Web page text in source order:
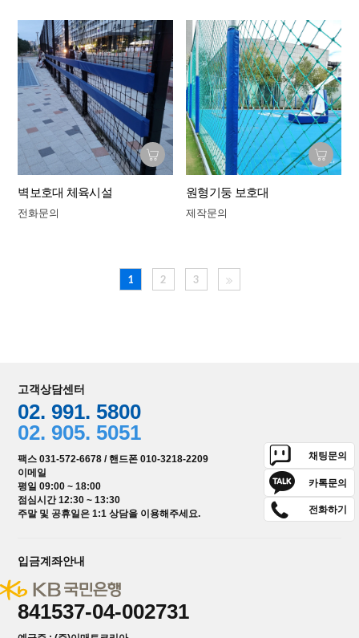
벽보호대 체육시설
전화문의
원형기둥 보호대
제작문의
1 2 3
고객상담센터
02. 991. 5800
02. 905. 5051
팩스 031-572-6678 / 핸드폰 010-3218-2209
이메일
평일 09:00 ~ 18:00
점심시간 12:30 ~ 13:30
주말 및 공휴일은 1:1 상담을 이용해주세요.
채팅문의
카톡문의
전화하기
입금계좌안내
841537-04-002731